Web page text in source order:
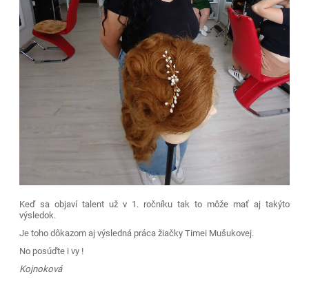
Keď sa objaví talent už v 1. ročníku tak to môže mať aj takýto
výsledok.
Je toho dôkazom aj výsledná práca žiačky Timei Mušukovej.
No posúďte i vy !
Kojnoková